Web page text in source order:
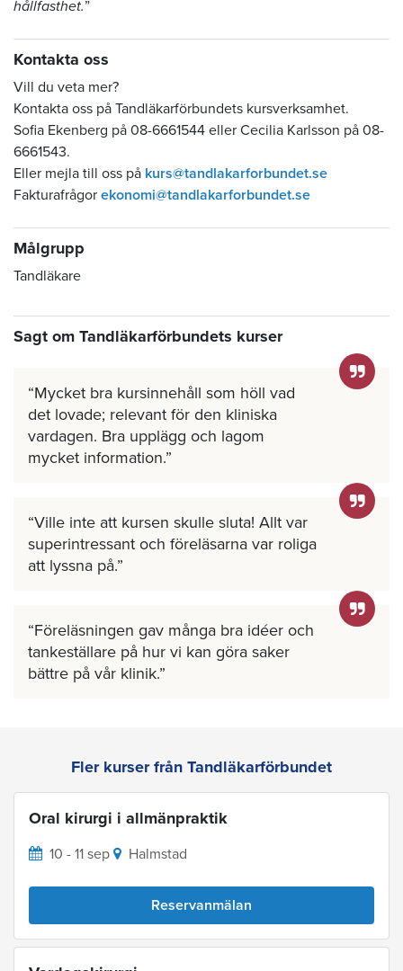
hållfasthet.”
Kontakta oss
Vill du veta mer?
Kontakta oss på Tandläkarförbundets kursverksamhet.
Sofia Ekenberg på 08-6661544 eller Cecilia Karlsson på 08-
6661543.
Eller mejla till oss på kurs@tandlakarforbundet.se
Fakturafrågor ekonomi@tandlakarforbundet.se
Målgrupp
Tandläkare
Sagt om Tandläkarförbundets kurser
Mycket bra kursinnehåll som höll vad
det lovade; relevant för den kliniska
vardagen. Bra upplägg och lagom
mycket information.
Ville inte att kursen skulle sluta! Allt var
superintressant och föreläsarna var roliga
att lyssna på.
Föreläsningen gav många bra idéer och
tankeställare på hur vi kan göra saker
bättre på vår klinik.
Fler kurser från Tandläkarförbundet
Oral kirurgi i allmänpraktik
10 - 11 sep Halmstad
Reservanmälan